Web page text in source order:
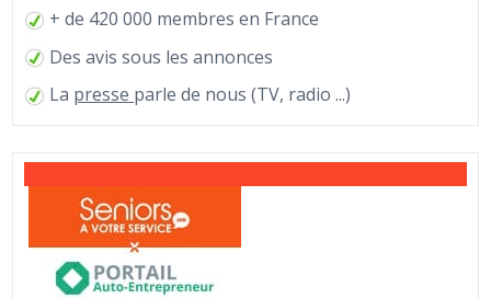
+ de 420 000 membres en France
Des avis sous les annonces
La presse parle de nous (TV, radio ...)